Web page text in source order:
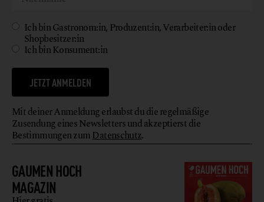
GAUMEN HOCH
MAGAZIN
Ich bin Gastronom:in, Produzent:in, Verarbeiter:in oder
Shopbesitzer:in
Ich bin Konsument:in
JETZT ANMELDEN
Mit deiner Anmeldung erlaubst du die regelmäßige
Zusendung eines Newsletters und akzeptierst die
Bestimmungen zumDatenschutz.